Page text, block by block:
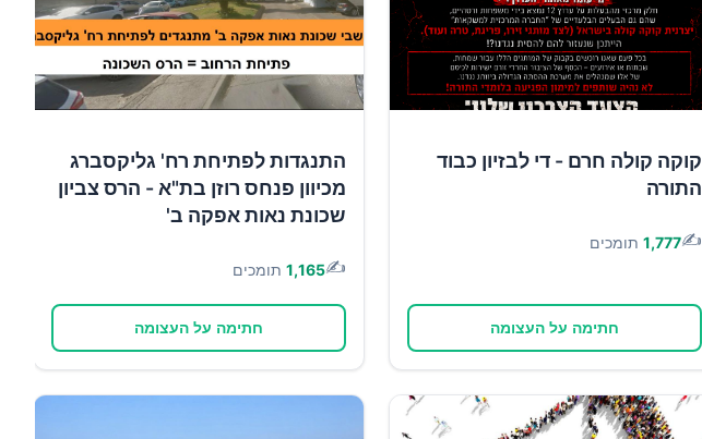
קוקה קולה חרם - די לבזיון כבוד
התורה
✍️
1,777 תומכים
חתימה על העצומה
התנגדות לפתיחת רח' גליקסברג
מכיוון פנחס רוזן בת"א - הרס צביון
שכונת נאות אפקה ב'
✍️
1,165 תומכים
חתימה על העצומה